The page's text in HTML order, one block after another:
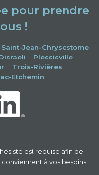
pour prendre
!
Saint-Jean-Chrysostome
Disraeli
Plessisville
Trois-Rivières
est requise afin de
à vos besoins.